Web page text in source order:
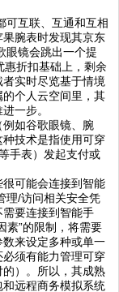
互联、互通和互相
腕表时发现其京东
眼镜会跳出一个提
惠折扣基础上，剩余
实时尽览基于情境
个人云空间里，其
一步。
如谷歌眼镜、腕
技术是指使用可穿
手表）发起支付或
可能会连接到智能
理/访问相关安全凭
要连接到智能手
素”的限制，将需要
来设定多种或单一
须有能力管理可穿
）。所以，其成熟
远程商务模拟系统